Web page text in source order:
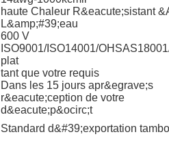
haute Chaleur R&eacute;sistant
L&amp;#39;eau
600 V
ISO9001/ISO14001/
plat
tant que votre requis
Dans les 15 jours apr&egrave;s
r&eacute;ception de votre
d&eacute;p&ocirc;t
Standard d&#39;exportation